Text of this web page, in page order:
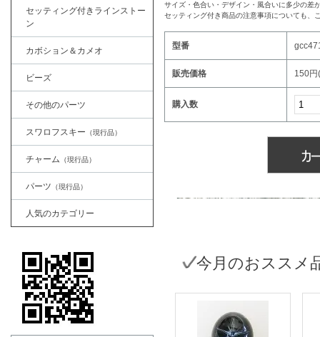
サイズ・色合い・デザイン・風合いに多少の差
セッティング付き商品の注意事項についても、
型番
販売価格 150円
購入数
今月のおススメ
セッティング付きラインストー
ン
カボション＆カメオ
ビーズ
その他のパーツ
スワロフスキー （現行品）
チャーム （現行品）
パーツ （現行品）
人気のカテゴリー